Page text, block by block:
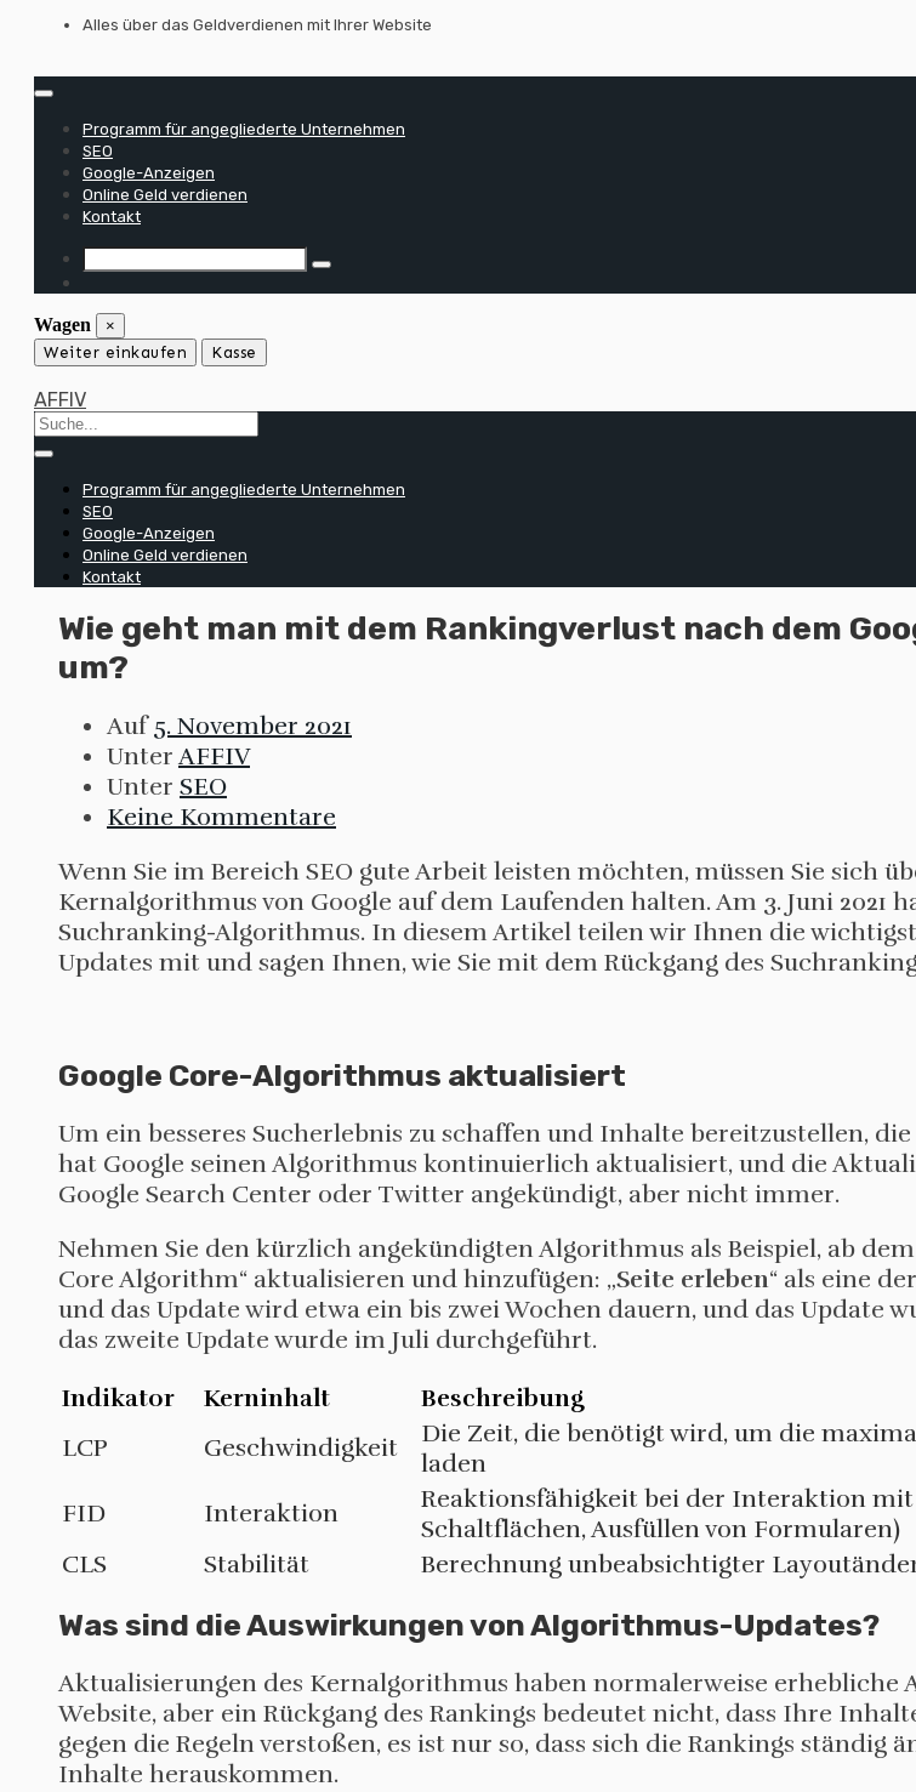
Zum
Alles über das Geldverdienen mit Ihrer Website
Programm für angegliederte Unternehmen
SEO
Google-Anzeigen
Online Geld verdienen
Kontakt
Wagen ×
Weiter einkaufen Kasse
AFFIV
Programm für angegliederte Unternehmen
SEO
Google-Anzeigen
Online Geld verdienen
Kontakt
Wie geht man mit dem Rankingverlust nach dem
um?
Auf 5. November 2021
Unter AFFIV
Unter SEO
Keine Kommentare
Wenn Sie im Bereich SEO gute Arbeit leisten möchten, müssen Sie sich
Kernalgorithmus von Google auf dem Laufenden halten. Am 3. Juni 2021
Suchranking-Algorithmus. In diesem Artikel teilen wir Ihnen die
Updates mit und sagen Ihnen, wie Sie mit dem Rückgang des
Google Core-Algorithmus aktualisiert
Um ein besseres Sucherlebnis zu schaffen und Inhalte bereitzustellen,
hat Google seinen Algorithmus kontinuierlich aktualisiert, und die
Google Search Center oder Twitter angekündigt, aber nicht immer.
Nehmen Sie den kürzlich angekündigten Algorithmus als Beispiel, ab dem
Core Algorithm“ aktualisieren und hinzufügen: „Seite erleben“ als eine
und das Update wird etwa ein bis zwei Wochen dauern, und das Update
das zweite Update wurde im Juli durchgeführt.
Indikator
Kerninhalt
Beschreibung
LCP
Geschwindigkeit
Die Zeit, die benötigt wird, um die
laden
FID
Interaktion
Reaktionsfähigkeit bei der Interaktion mit
Schaltflächen, Ausfüllen von Formularen)
CLS
Stabilität Berechnung unbeabsichtigter
Was sind die Auswirkungen von Algorithmus-Updates?
Aktualisierungen des Kernalgorithmus haben normalerweise erhebliche
Website, aber ein Rückgang des Rankings bedeutet nicht, dass Ihre
gegen die Regeln verstoßen, es ist nur so, dass sich die Rankings ständig
Inhalte herauskommen.